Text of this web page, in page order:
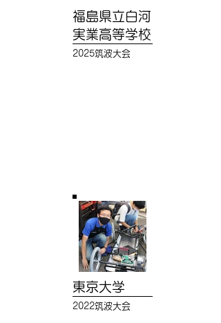
福島県立白河
実業高等学校
2025筑波大会
東京大学
2022筑波大会